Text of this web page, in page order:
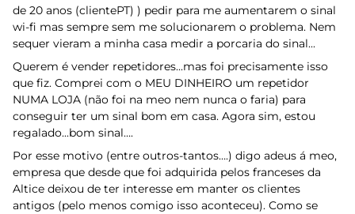
de 20 anos (clientePT) ) pedir para me aumentarem o sinal
wi-fi mas sempre sem me solucionarem o problema. Nem
sequer vieram a minha casa medir a porcaria do sinal...
Querem é vender repetidores...mas foi precisamente isso
que fiz. Comprei com o MEU DINHEIRO um repetidor
NUMA LOJA (não foi na meo nem nunca o faria) para
conseguir ter um sinal bom em casa. Agora sim, estou
regalado...bom sinal….
Por esse motivo (entre outros-tantos….) digo adeus á meo,
empresa que desde que foi adquirida pelos franceses da
Altice deixou de ter interesse em manter os clientes
antigos (pelo menos comigo isso aconteceu). Como se